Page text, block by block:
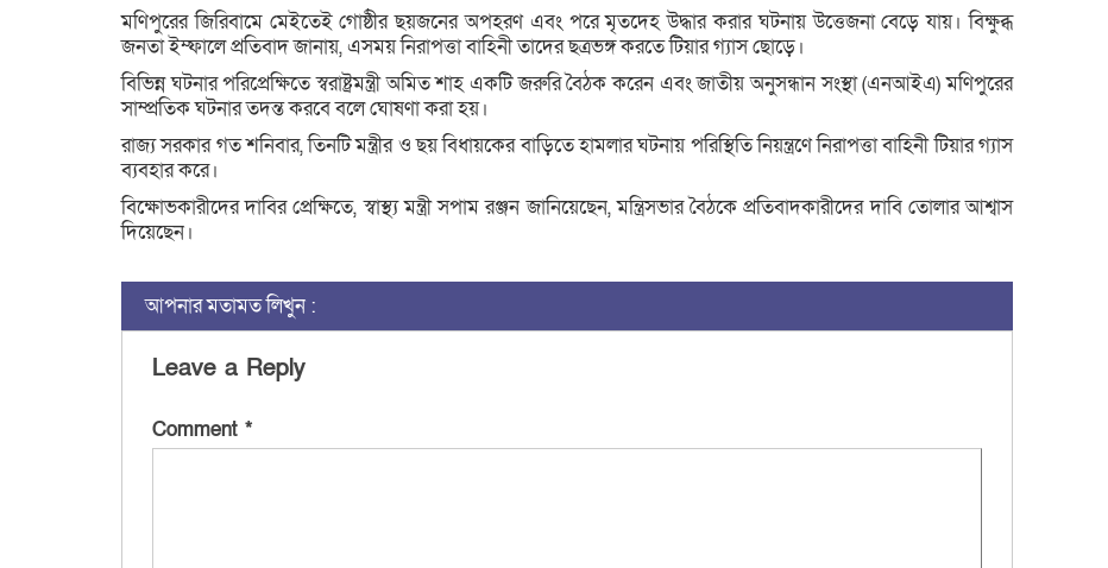
মণিপুরের জিরিবামে মেইতেই গোষ্ঠীর ছয়জনের অপহরণ এবং পরে মৃতদেহ উদ্ধার করার ঘটনায় উত্তেজনা বেড়ে যায়। বিক্ষুব্ধ
জনতা ইম্ফালে প্রতিবাদ জানায়, এসময় নিরাপত্তা বাহিনী তাদের ছত্রভঙ্গ করতে টিয়ার গ্যাস ছোড়ে।
বিভিন্ন ঘটনার পরিপ্রেক্ষিতে স্বরাষ্ট্রমন্ত্রী অমিত শাহ একটি জরুরি বৈঠক করেন এবং জাতীয় অনুসন্ধান সংস্থা (এনআইএ) মণিপুরের
সাম্প্রতিক ঘটনার তদন্ত করবে বলে ঘোষণা করা হয়।
রাজ্য সরকার গত শনিবার, তিনটি মন্ত্রীর ও ছয় বিধায়কের বাড়িতে হামলার ঘটনায় পরিস্থিতি নিয়ন্ত্রণে নিরাপত্তা বাহিনী টিয়ার গ্যাস
ব্যবহার করে।
বিক্ষোভকারীদের দাবির প্রেক্ষিতে, স্বাস্থ্য মন্ত্রী সপাম রঞ্জন জানিয়েছেন, মন্ত্রিসভার বৈঠকে প্রতিবাদকারীদের দাবি তোলার আশ্বাস
দিয়েছেন।
আপনার মতামত লিখুন :
Leave a Reply
Comment *